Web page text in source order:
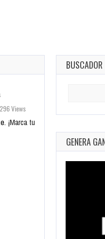
Views
. ¡Marca tu
BUSCADOR
GENERA